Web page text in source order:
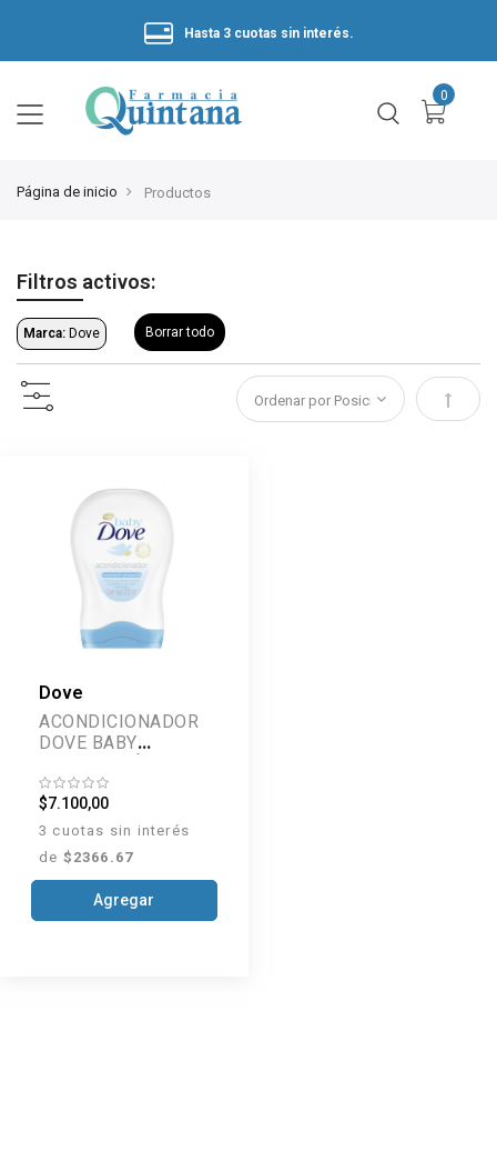
Hasta 3 cuotas sin interés.
Página de inicio Productos
Filtros activos:
Marca: Dove Borrar todo
Dove
ACONDICIONADOR
DOVE BABY
ENRIQUECIDA 200
ML
$7.100,00
3 cuotas sin interés
de $2366.67
Agregar